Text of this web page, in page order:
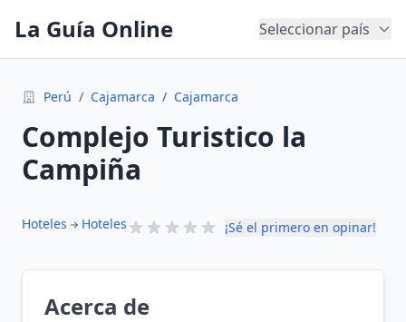
La Guía Online Seleccionar país
Perú / Cajamarca / Cajamarca
Complejo Turistico la
Campiña
Hoteles Hoteles ¡Sé el primero en opinar!
Acerca de